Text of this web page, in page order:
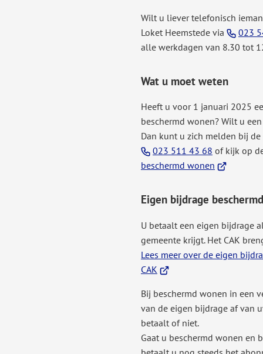
Wilt u liever telefonisch
Loket Heemstede via
023
alle werkdagen van 8.30 tot
Wat u moet weten
Heeft u voor 1 januari 2025
beschermd wonen? Wilt u
Dan kunt u zich melden bij
023 511 43 68 (Verwijst
naar
of kijk op
beschermd wonen (Verwijst
website)
Eigen bijdrage
U betaalt een eigen bijdrage
gemeente krijgt. Het CAK
Lees meer over de eigen
CAK (Verwijst
een
externe
website)
Bij beschermd wonen in een
van de eigen bijdrage af van
betaalt of niet.
Gaat u beschermd wonen en